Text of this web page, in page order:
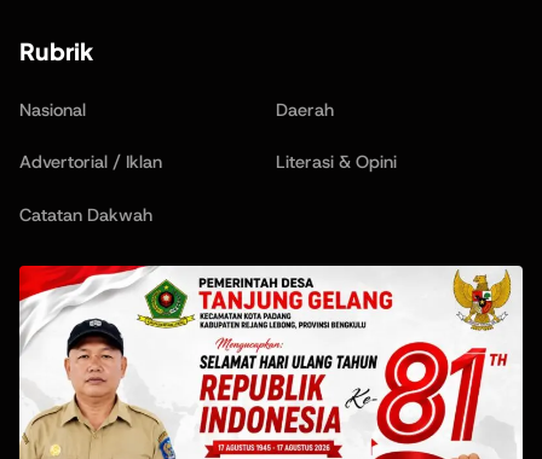
Rubrik
Nasional Daerah
Advertorial / Iklan Literasi & Opini
Catatan Dakwah